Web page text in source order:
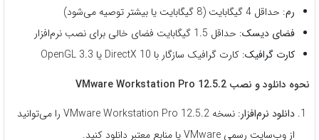
رم: حداقل 4 گیگابایت (8 گیگابایت یا بیشتر توصیه می‌شود)
فضای دیسک: حداقل 1.5 گیگابایت فضای خالی برای نصب نرم‌افزار
کارت گرافیک: کارت گرافیک سازگار با DirectX 10 یا OpenGL 3.3
نحوه دانلود و نصب VMware Workstation Pro 12.5.2
دانلود نرم‌افزار
: نسخه VMware Workstation Pro 12.5.2 را می‌توانید
از وب‌سایت رسمی VMware یا منابع معتبر دانلود کنید.